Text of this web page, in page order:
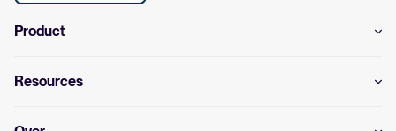
Product
Resources